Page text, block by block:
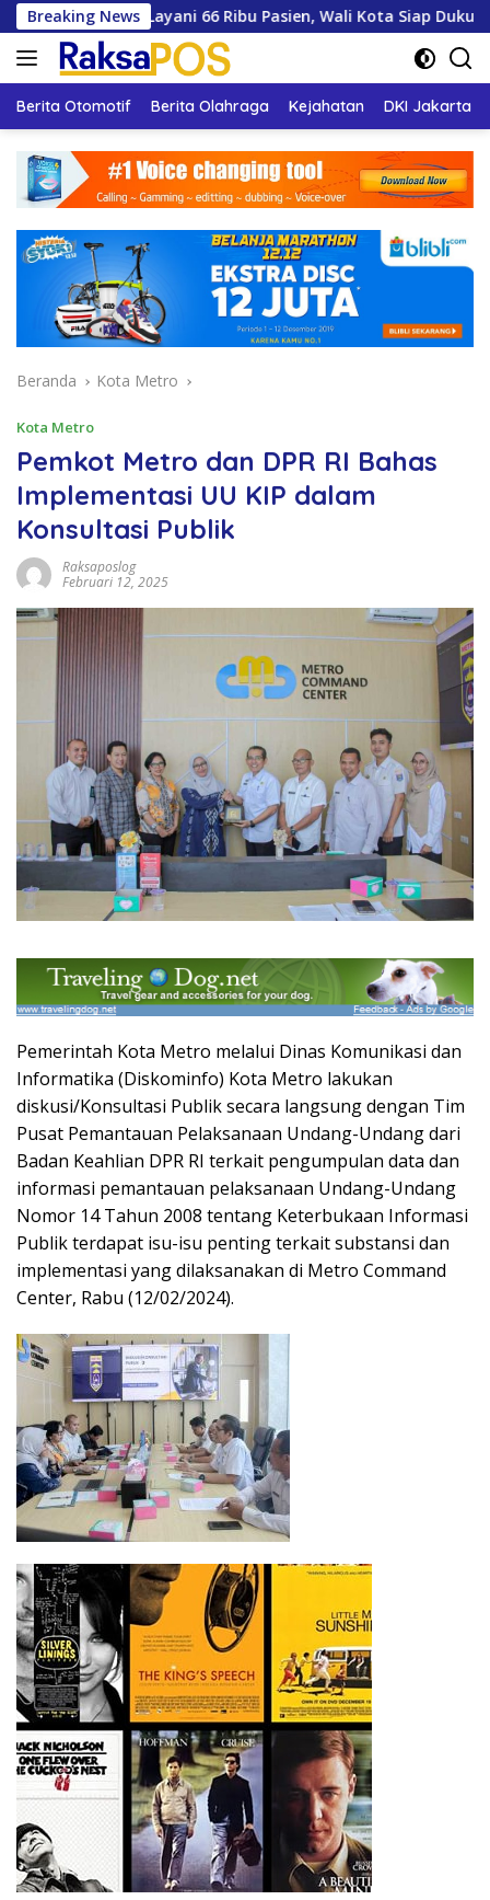
Langsung
ke
konten
Breaking News
Layani 66 Ribu Pasien, Wali Kota Siap Dukung Pengembangan
Berita Otomotif Berita Olahraga Kejahatan DKI Jakarta
Beranda Kota Metro
Kota Metro
Pemkot Metro dan DPR RI Bahas
Implementasi UU KIP dalam
Konsultasi Publik
Raksaposlog
Februari 12, 2025
Pemerintah Kota Metro melalui Dinas Komunikasi dan
Informatika (Diskominfo) Kota Metro lakukan
diskusi/Konsultasi Publik secara langsung dengan Tim
Pusat Pemantauan Pelaksanaan Undang-Undang dari
Badan Keahlian DPR RI terkait pengumpulan data dan
informasi pemantauan pelaksanaan Undang-Undang
Nomor 14 Tahun 2008 tentang Keterbukaan Informasi
Publik terdapat isu-isu penting terkait substansi dan
implementasi yang dilaksanakan di Metro Command
Center, Rabu (12/02/2024).